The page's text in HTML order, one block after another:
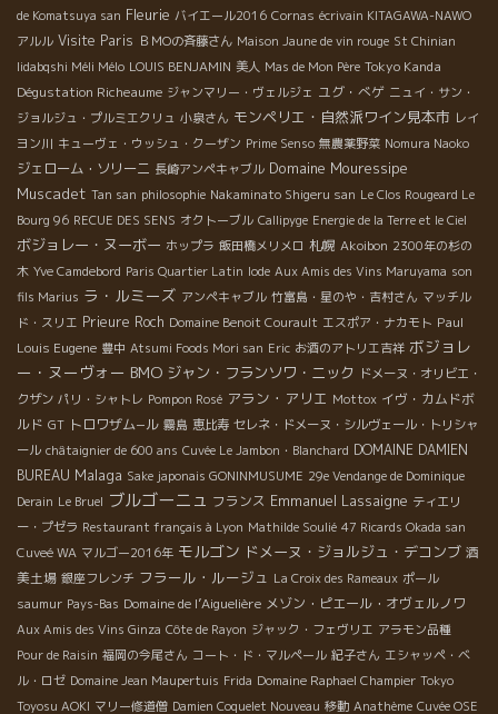
de Komatsuya san Fleurie バイエール2016 Cornas écrivain KITAGAWA-NAWO
アルル Visite Paris ＢＭОの斉藤さん Maison Jaune de vin rouge St Chinian
Iidabqshi Méli Mélo LOUIS BENJAMIN 美人 Mas de Mon Père Tokyo Kanda
Dégustation Richeaume ジャンマリー・ヴェルジェ ユグ・べゲ ニュイ・サン・
ジョルジュ・プルミエクリュ 小泉さん モンペリエ・自然派ワイン見本市 レイ
ヨン川 キューヴェ・ウッシュ・クーザン Prime Senso 無農薬野菜 Nomura Naoko
ジェローム・ソリーニ 長崎アンペキャブル Domaine Mouressipe
Muscadet Tan san philosophie Nakaminato Shigeru san Le Clos Rougeard Le
Bourg 96 RECUE DES SENS オクトーブル Callipyge Energie de la Terre et le Ciel
ボジョレー・ヌーボー ホップラ 飯田橋メリメロ 札幌 Akoibon 2300年の杉の
木 Yve Camdebord Paris Quartier Latin Iode Aux Amis des Vins Maruyama son
fils Marius ラ・ルミーズ アンペキャブル 竹富島・星のや・吉村さん マッチル
ド・スリエ Prieure Roch Domaine Benoit Courault エスポア・ナカモト Paul
Louis Eugene 豊中 Atsumi Foods Mori san Eric お酒のアトリエ吉祥 ボジョレ
ー・ヌーヴォー BMO ジャン・フランソワ・ニック ドメーヌ・オリビエ・
クザン パリ・シャトレ Pompon Rosé アラン・アリエ Mottox イヴ・カムドボ
ルド GT トロワザム−ル 霧島 恵比寿 セレネ・ドメーヌ・シルヴェール・トリシャ
ール châtaignier de 600 ans Cuvée Le Jambon・Blanchard DOMAINE DAMIEN
BUREAU Malaga Sake japonais GONINMUSUME 29e Vendange de Dominique
Derain Le Bruel ブルゴーニュ フランス Emmanuel Lassaigne ティエリ
ー・プゼラ Restaurant français à Lyon Mathilde Soulié 47 Ricards Okada san
Cuveé WA マルゴー2016年 モルゴン ドメーヌ・ジョルジュ・デコンブ 酒
美土場 銀座フレンチ フラール・ルージュ La Croix des Rameaux ポール
saumur Pays-Bas Domaine de l’Aiguelière メゾン・ピエール・オヴェルノワ
Aux Amis des Vins Ginza Côte de Rayon ジャック・フェヴリエ アラモン品種
Pour de Raisin 福岡の今尾さん コート・ド・マルペール 紀子さん エシャッペ・ベ
ル・ロゼ Domaine Jean Maupertuis Frida Domaine Raphael Champier Tokyo
Toyosu AOKI マリー修道僧 Damien Coquelet Nouveau 移動 Anathème Cuvée OSE